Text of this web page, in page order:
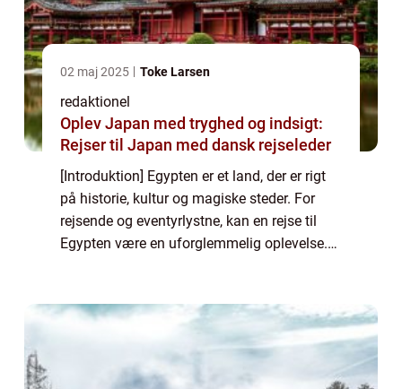
02 maj 2025 Toke Larsen
redaktionel
Oplev Japan med tryghed og indsigt:
Rejser til Japan med dansk rejseleder
[Introduktion] Egypten er et land, der er rigt
på historie, kultur og magiske steder. For
rejsende og eventyrlystne, kan en rejse til
Egypten være en uforglemmelig oplevelse.